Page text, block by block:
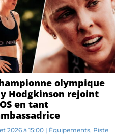
olympique
Hodgkinson rejoint
en tant
2026 à 15:00 | Équipements, Piste